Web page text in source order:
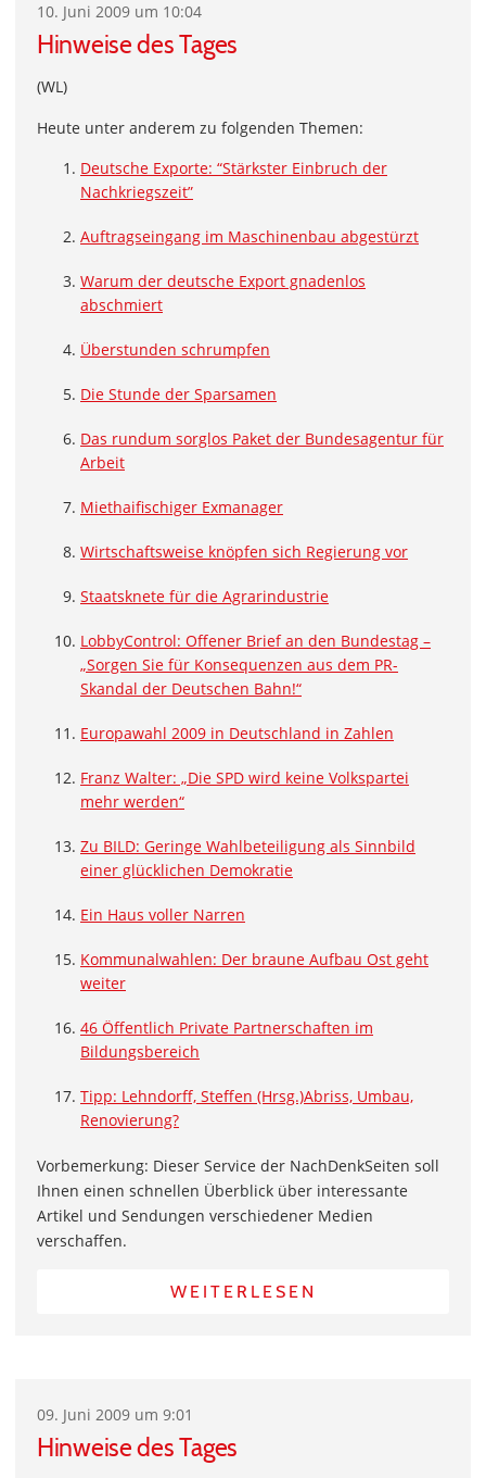
10. Juni 2009 um 10:04
Hinweise des Tages
(WL)
Heute unter anderem zu folgenden Themen:
Deutsche Exporte: “Stärkster Einbruch der
Nachkriegszeit”
Auftragseingang im Maschinenbau abgestürzt
Warum der deutsche Export gnadenlos
abschmiert
Überstunden schrumpfen
Die Stunde der Sparsamen
Das rundum sorglos Paket der Bundesagentur für
Arbeit
Miethaifischiger Exmanager
Wirtschaftsweise knöpfen sich Regierung vor
Staatsknete für die Agrarindustrie
LobbyControl: Offener Brief an den Bundestag –
„Sorgen Sie für Konsequenzen aus dem PR-
Skandal der Deutschen Bahn!“
Europawahl 2009 in Deutschland in Zahlen
Franz Walter: „Die SPD wird keine Volkspartei
mehr werden“
Zu BILD: Geringe Wahlbeteiligung als Sinnbild
einer glücklichen Demokratie
Ein Haus voller Narren
Kommunalwahlen: Der braune Aufbau Ost geht
weiter
46 Öffentlich Private Partnerschaften im
Bildungsbereich
Tipp: Lehndorff, Steffen (Hrsg.)Abriss, Umbau,
Renovierung?
Vorbemerkung: Dieser Service der NachDenkSeiten soll
Ihnen einen schnellen Überblick über interessante
Artikel und Sendungen verschiedener Medien
verschaffen.
WEITERLESEN
09. Juni 2009 um 9:01
Hinweise des Tages